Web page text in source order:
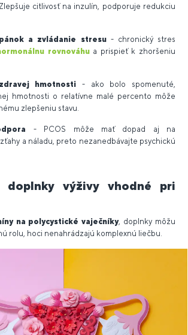
citlivosť na inzulín, podporuje redukciu
a zvládanie stresu- chronický stres
rovnováhua prispieť k zhoršeniu
hmotnosti - ako bolo spomenuté,
hmotnosti o relatívne malé percento môže
zlepšeniu stavu.
- PCOS môže mať dopad aj na
a náladu, preto nezanedbávajte psychickú
doplnky výživy vhodné pri
na polycystické vaječníky, doplnky môžu
rolu, hoci nenahrádzajú komplexnú liečbu.